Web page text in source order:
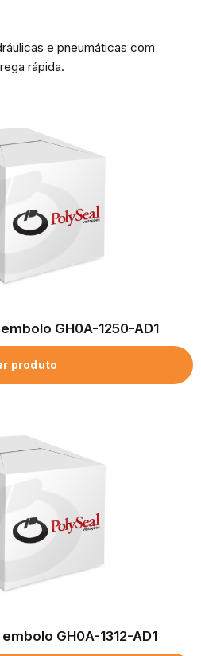
e pneumáticas com
rápida.
GH0A-1250-AD1
produto
GH0A-1312-AD1